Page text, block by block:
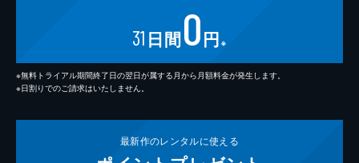
31 日間0円 ※
※無料トライアル期間終了日の翌日が属する月から月額料金が発生します。
※日割りでのご請求はいたしません。
最新作のレンタルに使える